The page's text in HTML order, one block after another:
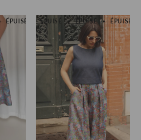
ÉPUISÉ ÉPUISÉ ÉPUISÉ ÉPUISÉ
ÉPUISÉ ÉPUISÉ ÉPUISÉ